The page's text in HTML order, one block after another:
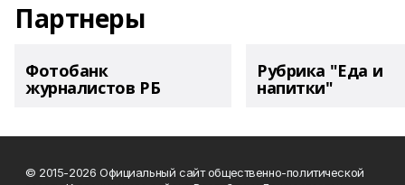
Партнеры
Фотобанк
журналистов РБ
Рубрика "Еда и
напитки"
© 2015-2026 Официальный сайт общественно-политической